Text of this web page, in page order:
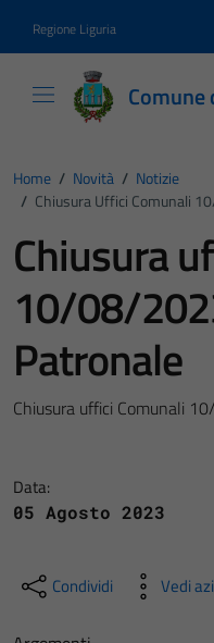
Regione Liguria
Comune
Home / Novità / Notizie
/ Chiusura Uffici Comunali
Chiusura
10/08/
Patronale
Chiusura uffici Comunali
Data:
05 Agosto 2023
Condividi Vedi